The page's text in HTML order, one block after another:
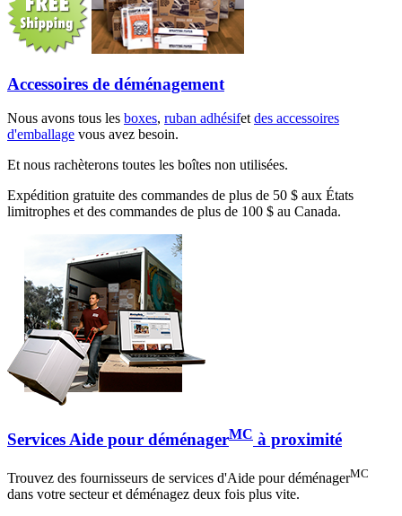
Accessoires de déménagement
Nous avons tous les boxes, ruban adhésifet des accessoires
d'emballage vous avez besoin.
Et nous rachèterons toutes les boîtes non utilisées.
Expédition gratuite des commandes de plus de 50 $ aux États
limitrophes et des commandes de plus de 100 $ au Canada.
Services Aide pour déménagerMC à proximité
Trouvez des fournisseurs de services d'Aide pour déménagerMC
dans votre secteur et déménagez deux fois plus vite.